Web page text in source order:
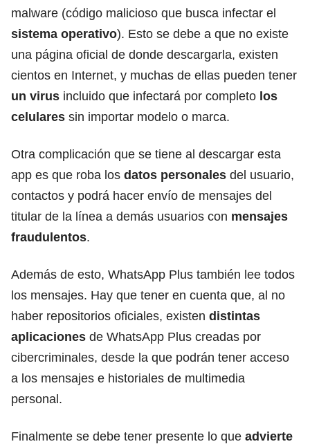
malware (código malicioso que busca infectar el
sistema operativo). Esto se debe a que no existe
una página oficial de donde descargarla, existen
cientos en Internet, y muchas de ellas pueden tener
un virus incluido que infectará por completo los
celulares sin importar modelo o marca.
Otra complicación que se tiene al descargar esta
app es que roba los datos personales del usuario,
contactos y podrá hacer envío de mensajes del
titular de la línea a demás usuarios con mensajes
fraudulentos.
Además de esto, WhatsApp Plus también lee todos
los mensajes. Hay que tener en cuenta que, al no
haber repositorios oficiales, existen distintas
aplicaciones de WhatsApp Plus creadas por
cibercriminales, desde la que podrán tener acceso
a los mensajes e historiales de multimedia
personal.
Finalmente se debe tener presente lo que advierte